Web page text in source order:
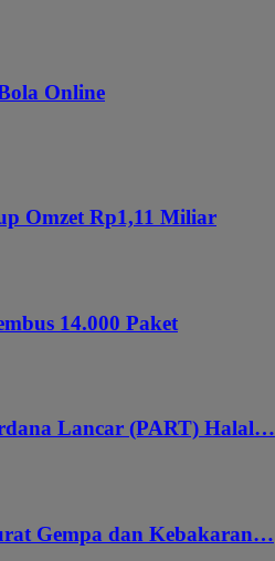
Online
Omzet Rp1,11 Miliar
14.000 Paket
Lancar (PART) Halal…
Gempa dan Kebakaran…